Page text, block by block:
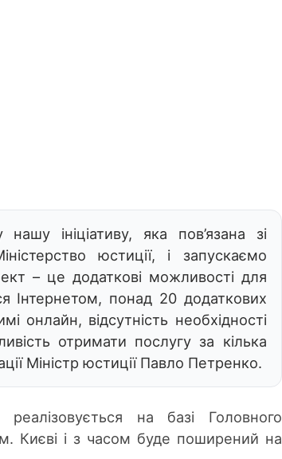
ініціативу, яка пов’язана зі
юстиції, і запускаємо
– це додаткові можливості для
Інтернетом, понад 20 додаткових
онлайн, відсутність необхідності
отримати послугу за кілька
Міністр юстиції Павло Петренко.
на базі Головного
м. Києві і з часом буде поширений на